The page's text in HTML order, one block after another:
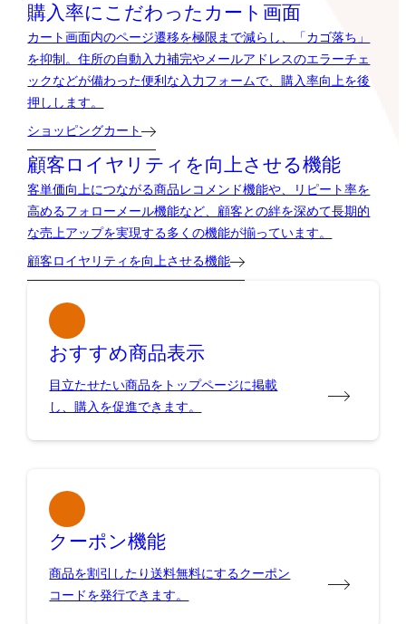
購入率にこだわったカート画面
カート画面内のページ遷移を極限まで減らし、「カゴ落ち」
を抑制。住所の自動入力補完やメールアドレスのエラーチェ
ックなどが備わった便利な入力フォームで、購入率向上を後
押しします。
ショッピングカート
顧客ロイヤリティを向上させる機能
客単価向上につながる商品レコメンド機能や、リピート率を
高めるフォローメール機能など、顧客との絆を深めて長期的
な売上アップを実現する多くの機能が揃っています。
顧客ロイヤリティを向上させる機能
おすすめ商品表示
目立たせたい商品をトップページに掲載
し、購入を促進できます。
クーポン機能
商品を割引したり送料無料にするクーポン
コードを発行できます。